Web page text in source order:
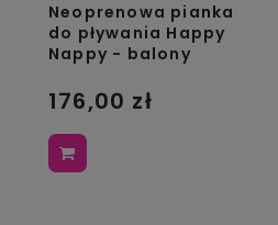
Neoprenowa pianka
do pływania Happy
Nappy - balony
176,00 zł